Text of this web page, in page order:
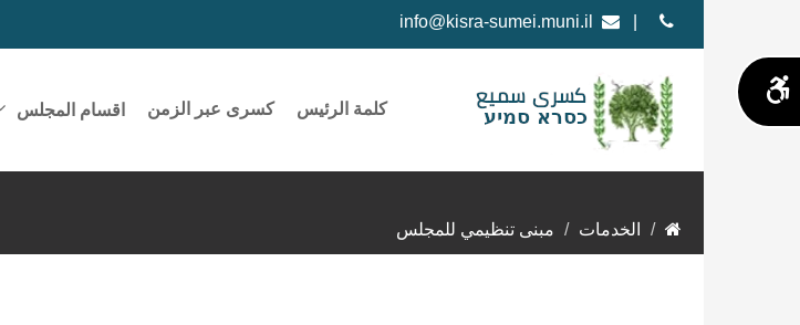
info@kisra-sumei.muni.il
كلمة الرئيس كسرى عبر الزمن اقسام المجلس
الخدمات مبنى تنظيمي للمجلس